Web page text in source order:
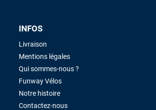
INFOS
Livraison
Mentions légales
Qui sommes-nous ?
Funway Vélos
Notre histoire
Contactez-nous